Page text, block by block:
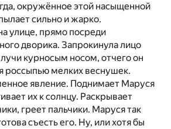
окружённое этой насыщенной
сильно и жарко.
улице, прямо посреди
дворика. Запрокинула лицо
лучи курносым носом, отчего он
россыпью мелких веснушек.
явление. Поднимает Маруся
их к солнцу. Раскрывает
греет пальчики. Маруся так
съесть его. Ну, или хотя бы